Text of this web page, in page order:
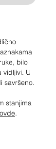
bilo
vidljivi. U
savršeno.
stanjima
ovde.